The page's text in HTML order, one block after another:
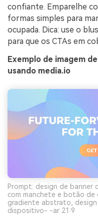
confiante. Emparelhe
formas simples para
ocupada. Dica: use o
para que os CTAs em
Exemplo de imagem
usando media.io
Prompt: design de banner
com manchete e botão de
gradiente abstrato, design
dispositivo- -ar 21:9